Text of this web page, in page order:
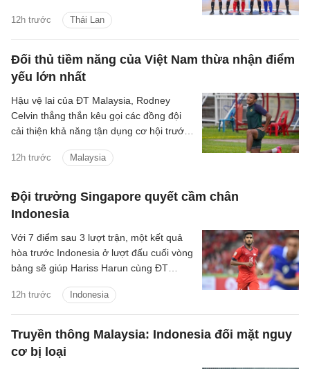
12h trước Thái Lan
tích bất bại sau 4 trận đấu.
Đối thủ tiềm năng của Việt Nam thừa nhận điểm
yếu lớn nhất
12h trước Malaysia
Hậu vệ lai của ĐT Malaysia, Rodney
Celvin thẳng thắn kêu gọi các đồng đội
cải thiện khả năng tận dụng cơ hội trước
Đội trưởng Singapore quyết cầm chân
Indonesia
12h trước Indonesia
Với 7 điểm sau 3 lượt trận, một kết quả
hòa trước Indonesia ở lượt đấu cuối vòng
bảng sẽ giúp Hariss Harun cùng ĐT
Truyền thông Malaysia: Indonesia đối mặt nguy
cơ bị loại